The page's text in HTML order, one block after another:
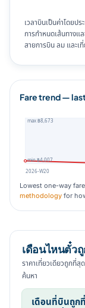
เวลาบินเป็นค่าโดยป
การกำหนดเส้นทางแ
สายการบิน ลม และเ
Fare trend —
max ฿8,673
min ฿4,007
2026-W20
Lowest one-way
methodology for
เดือนไหนตั๋ว
ราคาเที่ยวเดียวถูกที่
ค้นหา
เดือนที่บินถูก